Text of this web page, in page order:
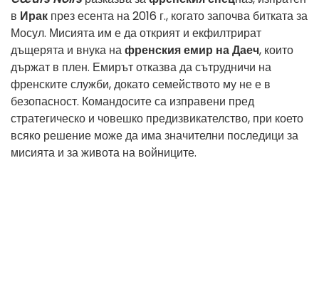
в Ирак през есента на 2016 г., когато започва битката за
Мосул. Мисията им е да открият и екфилтрират
дъщерята и внука нафренския емир на Даеч, които
държат в плен. Емирът отказва да сътрудничи на
френските служби, докато семейството му не е в
безопасност. Командосите са изправени пред
стратегическо и човешко предизвикателство, при което
всяко решение може да има значителни последици за
мисията и за живота на войниците.